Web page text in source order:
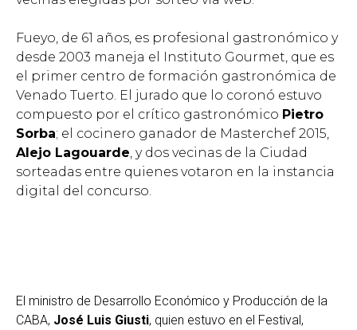
Fueyo, de 61 años, es profesional gastronómico y
desde 2003 maneja el Instituto Gourmet, que es
el primer centro de formación gastronómica de
Venado Tuerto. El jurado que lo coronó estuvo
compuesto por el crítico gastronómico Pietro
Sorba; el cocinero ganador de Masterchef 2015,
Alejo Lagouarde , y dos vecinas de la Ciudad
sorteadas entre quienes votaron en la instancia
digital del concurso.
El ministro de Desarrollo Económico y Producción de la
CABA, José Luis Giusti, quien estuvo en el Festival,